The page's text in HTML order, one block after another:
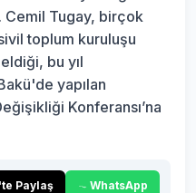
Cemil Tugay, birçok
toplum kuruluşu
bu yıl
yapılan
Konferansı’na
Paylaş WhatsApp